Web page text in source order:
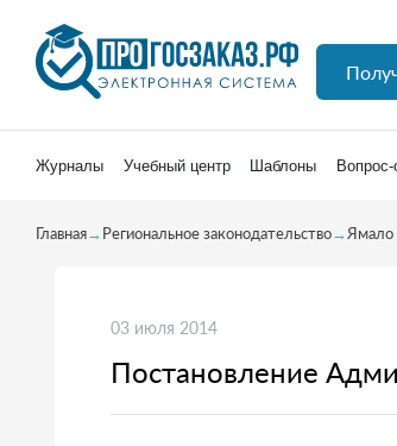
Журналы Учебный центр Шаблоны Вопрос-
Главная→Региональное законодательство→Ямало
03 июля 2014
Постановление